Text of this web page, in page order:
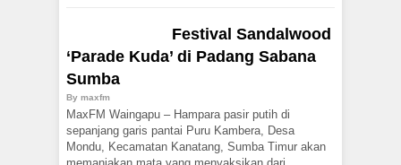
Festival Sandalwood
‘Parade Kuda’ di Padang Sabana
Sumba
By maxfm
MaxFM Waingapu – Hampara pasir putih di
sepanjang garis pantai Puru Kambera, Desa
Mondu, Kecamatan Kanatang, Sumba Timur akan